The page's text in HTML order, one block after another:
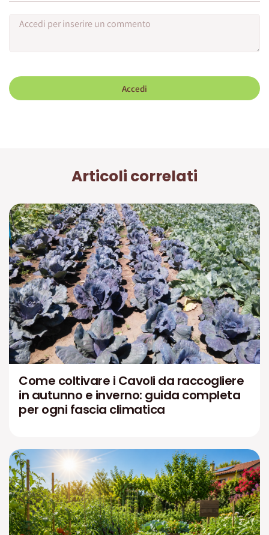
Accedi
Articoli correlati
Come coltivare i Cavoli da raccogliere
in autunno e inverno: guida completa
per ogni fascia climatica